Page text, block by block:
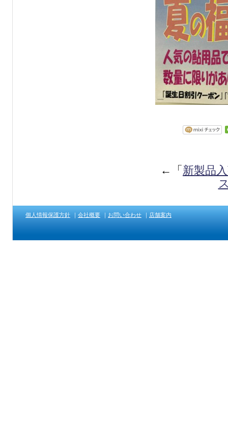
←「 新製品
個人情報保護方針 ｜ 会社概要 ｜ お問い合わせ ｜ 店舗案内